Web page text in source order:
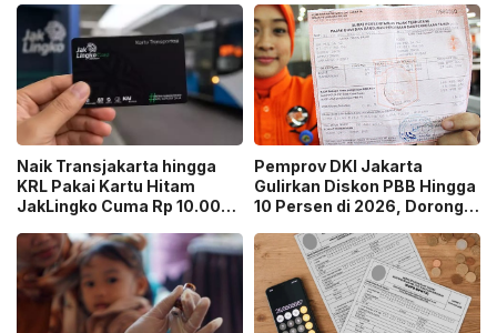
Naik Transjakarta hingga
KRL Pakai Kartu Hitam
JakLingko Cuma Rp 10.000,
Pemprov DKI Jakarta
Gulirkan Diskon PBB Hingga
10 Persen di 2026, Dorong